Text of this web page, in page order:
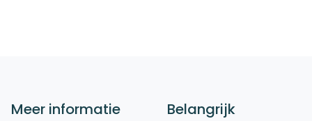
Meer informatie Belangrijk